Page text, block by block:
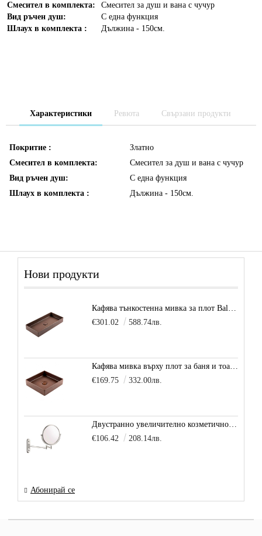
Смесител в комплекта:
Смесител за душ и вана с чучур
Вид ръчен душ:
С една функция
Шлаух в комплекта :
Дължина - 150см.
Характеристики Ревюта Свързани продукти
Покритие :
Златно
Смесител в комплекта:
Смесител за душ и вана с чучур
Вид ръчен душ:
С една функция
Шлаух в комплекта :
Дължина - 150см.
Нови продукти
Кафява тънкостенна мивка за плот Balance, цвят - карамел
€301.02
588.74лв.
Кафява мивка върху плот за баня и тоалетна Decente, цвят - карамел
€169.75
332.00лв.
Двустранно увеличително козметично огледало за баня Vitra Arkitekt
€106.42
208.14лв.
Абонирай се